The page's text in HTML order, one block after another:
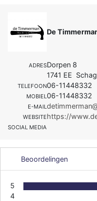
De
ADRESDorpen 8
1741 EE
TELEFOON06-11448332
MOBIEL06-11448332
E-MAIL
WEBSITEhttps://
SOCIAL MEDIA
Beoordelingen
5
4